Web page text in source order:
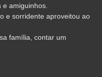
amiguinhos.
e sorridente aproveitou ao
família, contar um